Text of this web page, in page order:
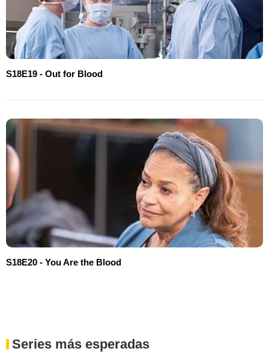
S18E19 - Out for Blood
S18E20 - You Are the Blood
Series más esperadas